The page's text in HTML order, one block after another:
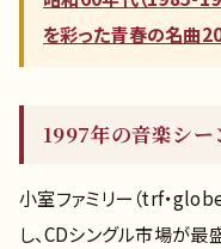
を彩った青春の名曲
1997年の音楽シー
小室ファミリー（trf・
し、CDシングル市場が最